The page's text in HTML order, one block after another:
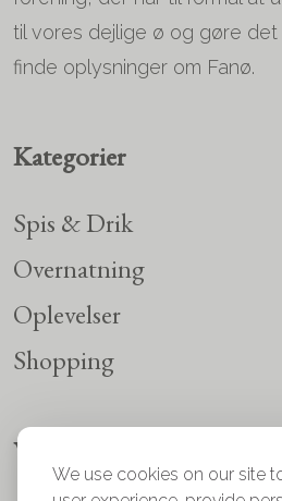
We use cookies on our site
til vores dejlige ø og gøre
finde oplysninger om Fanø.
Kategorier
Spis & Drik
Overnatning
Oplevelser
Shopping
Vi er sociale